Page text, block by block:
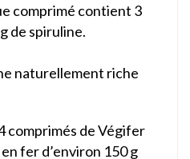
comprimé contient 3
de spiruline.
naturellement riche
comprimés de Végifer
fer d’environ 150 g